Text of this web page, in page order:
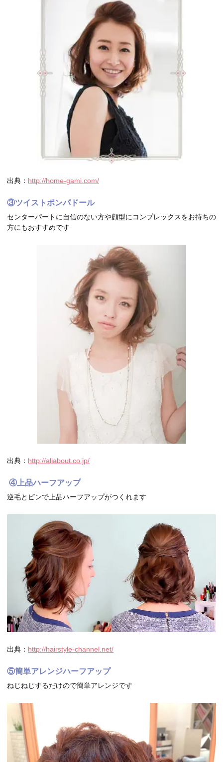
出典： http://home-gami.com/
③ツイストポンパドール
センターパートに自信のない方や顔型にコンプレックスをお持ちの
方にもおすすめです
出典： http://allabout.co.jp/
④上品ハーフアップ
逆毛とピンで上品ハーフアップがつくれます
出典： http://hairstyle-channel.net/
⑤簡単アレンジハーフアップ
ねじねじするだけので簡単アレンジです